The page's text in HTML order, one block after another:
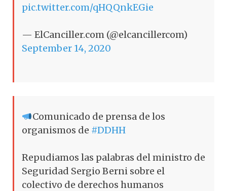
pic.twitter.com/qHQQnkEGie
— ElCanciller.com (@elcancillercom)
September 14, 2020
Comunicado de prensa de los
organismos de #DDHH
Repudiamos las palabras del ministro de
Seguridad Sergio Berni sobre el
colectivo de derechos humanos